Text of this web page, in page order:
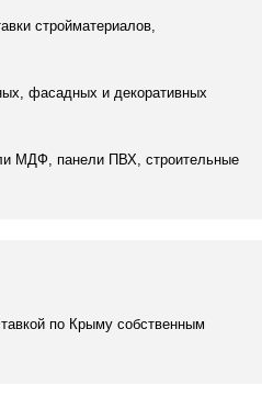
стройматериалов,
фасадных и декоративных
МДФ, панели ПВХ, строительные
по Крыму собственным